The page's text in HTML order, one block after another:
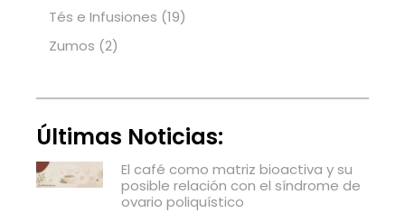
Tés e Infusiones (19)
Zumos (2)
Últimas Noticias:
El café como matriz bioactiva y su
posible relación con el síndrome de
ovario poliquístico